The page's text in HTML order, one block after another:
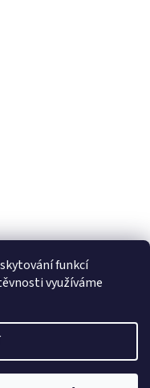
funkcí
využíváme
práva vyhrazena.Upravit